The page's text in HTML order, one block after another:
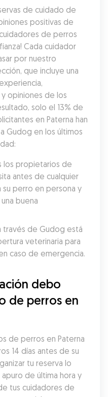
de cuidado de
positivas de
de perros
Cada cuidador
por nuestro
que incluye una
opiniones de los
solo el 13% de
en Paterna han
Gudog en los últimos
los propietarios de
antes de cualquier
su perro en persona y
buena
través de Gudog está
veterinaria para
caso de emergencia.
debo
de perros en
de perros en Paterna
14 días antes de su
tu reserva lo
de última hora y
tus cuidadores de